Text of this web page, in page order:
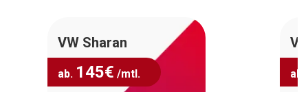
VW Sharan
ab. 145€ /mtl. ab.